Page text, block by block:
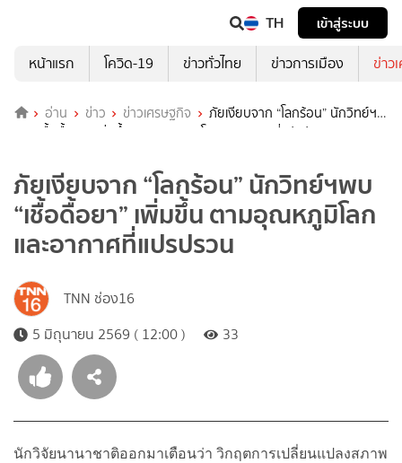
TH
เข้าสู่ระบบ
หน้าแรก
โควิด-19 ข่าวทั่วไทย ข่าวการเมือง ข่าว
อ่าน ข่าว ข่าวเศรษฐกิจ
ภัยเงียบจาก “โลกร้อน” นักวิทย์ฯ
พบ “เชื้อดื้อยา” เพิ่มขึ้น ตามอุณหภูมิโลกและอากาศที่แปรปรวน
ภัยเงียบจาก “โลกร้อน” นักวิทย์ฯพบ
“เชื้อดื้อยา” เพิ่มขึ้น ตามอุณหภูมิโลก
และอากาศที่แปรปรวน
TNN ช่อง16
5 มิถุนายน 2569 ( 12:00 )
33
นักวิจัยนานาชาติออกมาเตือนว่า วิกฤตการเปลี่ยนแปลงสภาพ